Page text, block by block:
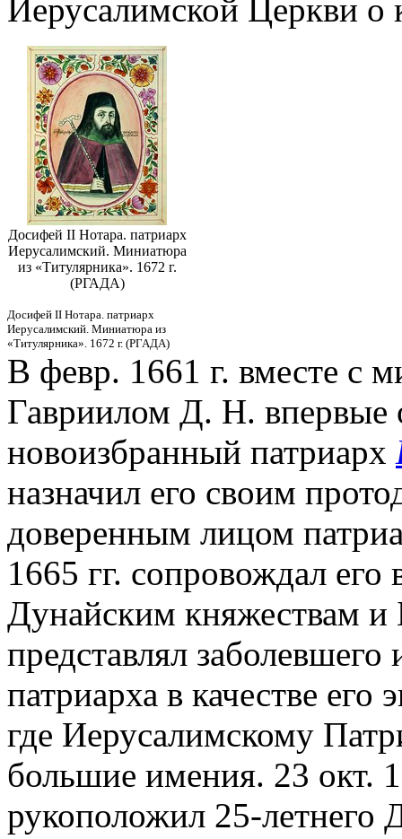
Иерусалимской Церкви о
Досифей II Нотара. патриарх
Иерусалимский. Миниатюра
из «Титулярника». 1672 г.
(РГАДА)
Досифей II Нотара. патриарх
Иерусалимский. Миниатюра из
«Титулярника». 1672 г. (РГАДА)
В февр. 1661 г. вместе с
Гавриилом Д. Н. впервые
новоизбранный патриарх
назначил его своим
доверенным лицом
1665 гг. сопровождал
Дунайским княжествам и
представлял
патриарха в качестве
где Иерусалимскому
большие имения. 23 окт.
рукоположил 25-летнего